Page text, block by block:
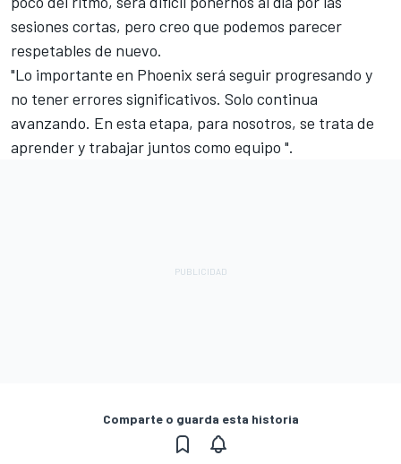
sesiones cortas, pero creo que podemos parecer
respetables de nuevo.
"Lo importante en Phoenix será seguir progresando y
no tener errores significativos. Solo continua
avanzando. En esta etapa, para nosotros, se trata de
aprender y trabajar juntos como equipo ".
Comparte o guarda esta historia